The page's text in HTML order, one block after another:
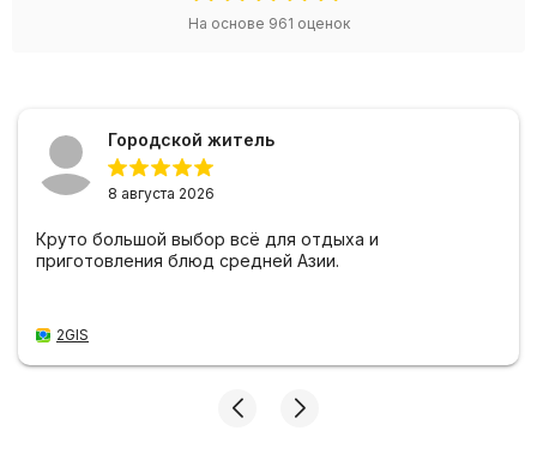
На основе 961 оценок
Городской житель
8 августа 2026
Круто большой выбор всё для отдыха и
приготовления блюд средней Азии.
2GIS